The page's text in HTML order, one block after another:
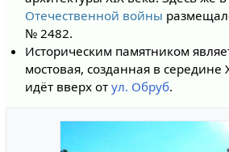
Отечественной войны
№ 2482.
Историческим памятником
мостовая, созданная в середине
идёт вверх отул. Обруб.